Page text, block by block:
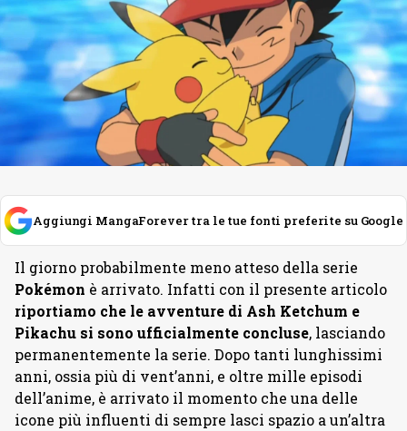
Aggiungi MangaForever tra le tue fonti preferite su Google
Il giorno probabilmente meno atteso della serie
Pokémon è arrivato. Infatti con il presente articolo
riportiamo che le avventure di Ash Ketchum e
Pikachu si sono ufficialmente concluse, lasciando
permanentemente la serie. Dopo tanti lunghissimi
anni, ossia più di vent’anni, e oltre mille episodi
dell’anime, è arrivato il momento che una delle
icone più influenti di sempre lasci spazio a un’altra